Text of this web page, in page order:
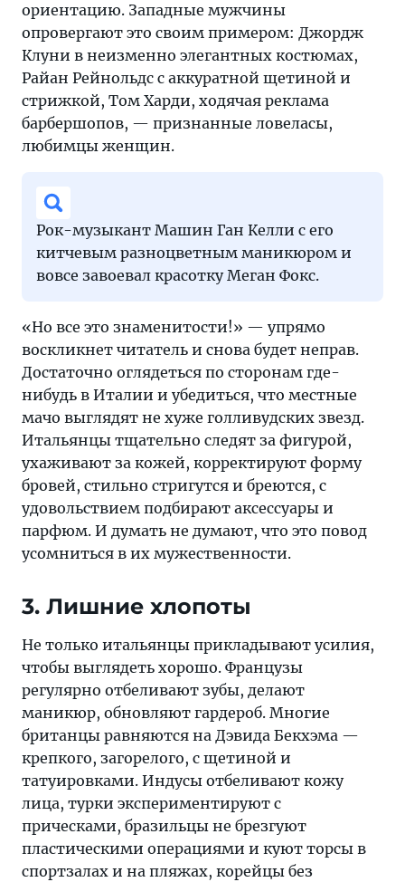
ориентацию. Западные мужчины
опровергают это своим примером: Джордж
Клуни в неизменно элегантных костюмах,
Райан Рейнольдс с аккуратной щетиной и
стрижкой, Том Харди, ходячая реклама
барбершопов, — признанные ловеласы,
любимцы женщин.
Рок-музыкант Машин Ган Келли с его
китчевым разноцветным маникюром и
вовсе завоевал красотку Меган Фокс.
«Но все это знаменитости!» — упрямо
воскликнет читатель и снова будет неправ.
Достаточно оглядеться по сторонам где-
нибудь в Италии и убедиться, что местные
мачо выглядят не хуже голливудских звезд.
Итальянцы тщательно следят за фигурой,
ухаживают за кожей, корректируют форму
бровей, стильно стригутся и бреются, с
удовольствием подбирают аксессуары и
парфюм. И думать не думают, что это повод
усомниться в их мужественности.
3. Лишние хлопоты
Не только итальянцы прикладывают усилия,
чтобы выглядеть хорошо. Французы
регулярно отбеливают зубы, делают
маникюр, обновляют гардероб. Многие
британцы равняются на Дэвида Бекхэма —
крепкого, загорелого, с щетиной и
татуировками. Индусы отбеливают кожу
лица, турки экспериментируют с
прическами, бразильцы не брезгуют
пластическими операциями и куют торсы в
спортзалах и на пляжах, корейцы без